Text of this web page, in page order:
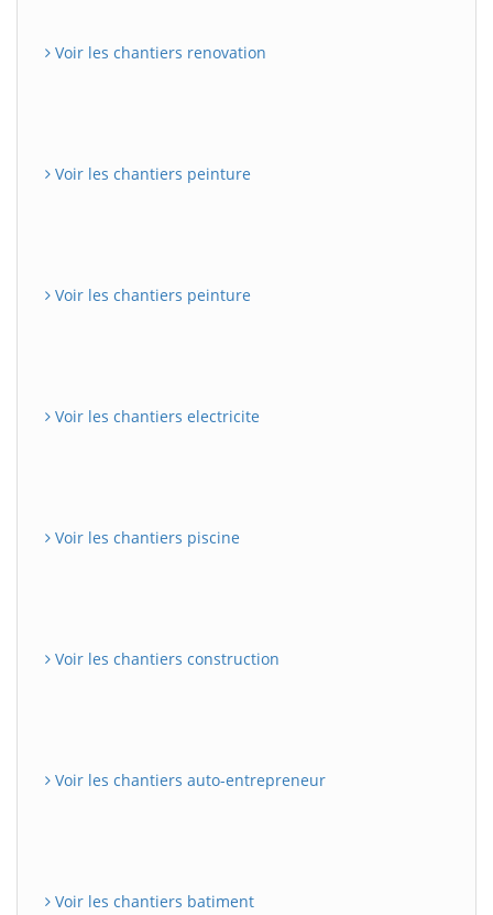
Voir les chantiers renovation
Voir les chantiers peinture
Voir les chantiers peinture
Voir les chantiers electricite
Voir les chantiers piscine
Voir les chantiers construction
Voir les chantiers auto-entrepreneur
Voir les chantiers batiment